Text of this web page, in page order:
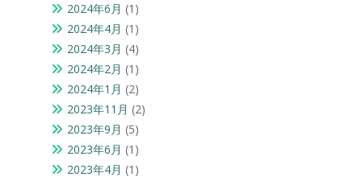
2024年6月 (1)
2024年4月 (1)
2024年3月 (4)
2024年2月 (1)
2024年1月 (2)
2023年11月 (2)
2023年9月 (5)
2023年6月 (1)
2023年4月 (1)